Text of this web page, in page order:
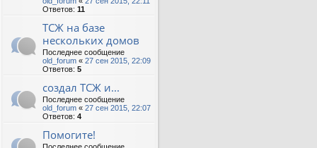
Ответов: 11
ТСЖ на базе
нескольких домов
Последнее сообщение
old_forum « 27 сен 2015, 22:09
Ответов: 5
создал ТСЖ и...
Последнее сообщение
old_forum « 27 сен 2015, 22:07
Ответов: 4
Помогите!